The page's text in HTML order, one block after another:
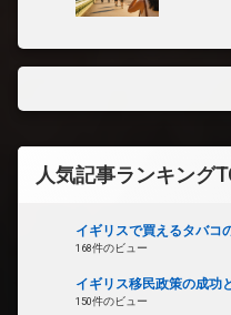
人気記事ランキング
イギリスで買えるタバコ
168件のビュー
イギリス移民政策の成功
150件のビュー